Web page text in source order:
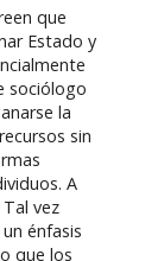
que
Estado y
sociólogo
la
sin
A
vez
énfasis
que los